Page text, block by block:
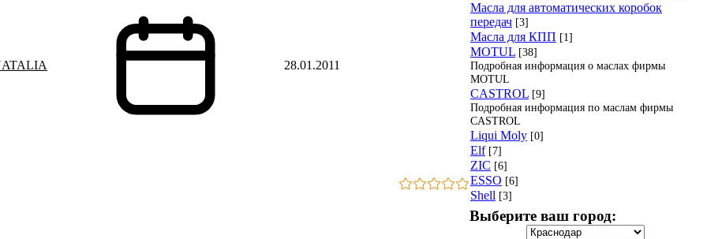
28.01.2011
Масла для автоматических коробок
передач [3]
Масла для КПП [1]
MOTUL [38]
Подробная информация о маслах фирмы
MOTUL
CASTROL [9]
Подробная информация по маслам фирмы
CASTROL
Liqui Moly [0]
Elf [7]
ZIC [6]
ESSO [6]
Shell [3]
Выберите ваш город: